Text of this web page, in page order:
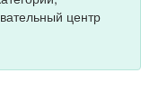
центр